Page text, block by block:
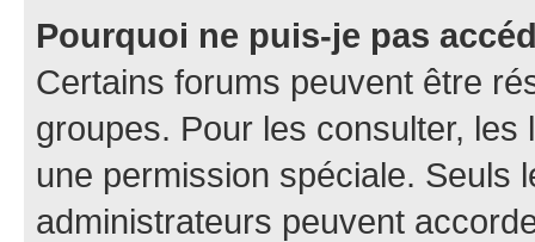
Pourquoi ne puis-je pas
Certains forums peuvent être
groupes. Pour les consulter,
une permission spéciale. Seuls
administrateurs peuvent